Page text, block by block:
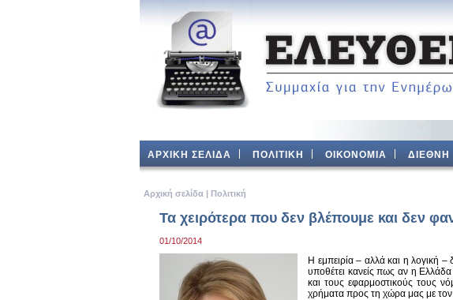
ΑΡΧΙΚΗ ΣΕΛΙΔΑ ΠΟΛΙΤΙΚΗ ΟΙΚΟΝΟΜΙΑ ΔΙΕΘΝΗ
Aρχική σελίδα | Πολιτική
Τα χειρότερα που δεν βλέπουμε και δεν
01/10/2014
Η εμπειρία – αλλά και η λογική
υποθέτει κανείς πως αν η
και τους εφαρμοστικούς τους
χρήματα προς τη χώρα μας με